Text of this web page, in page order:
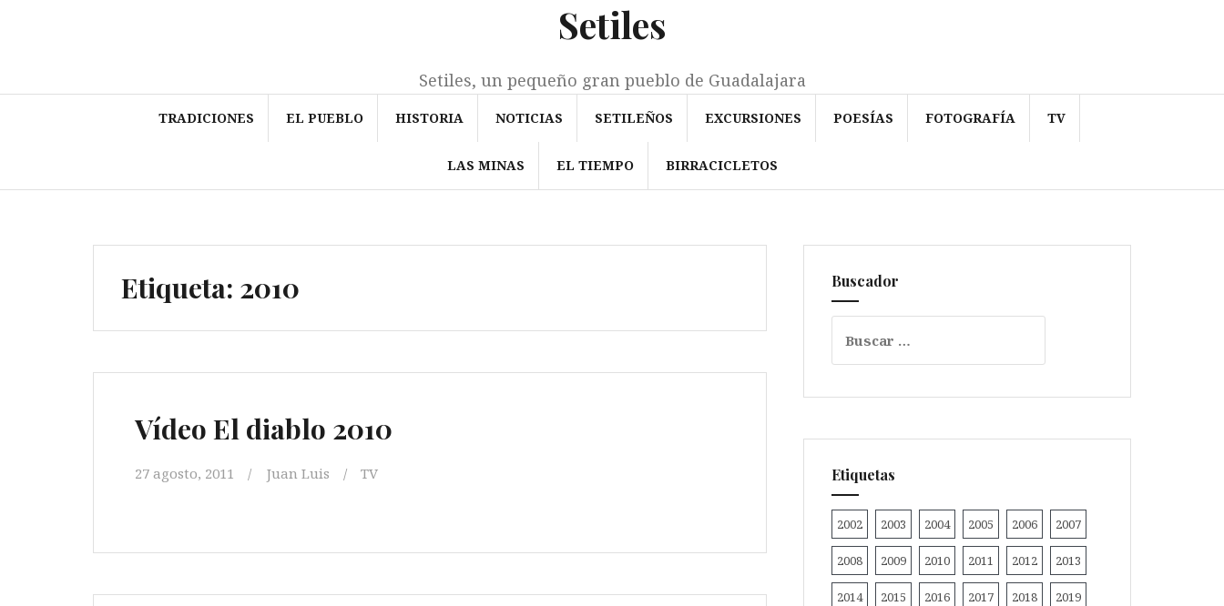
Setiles
Setiles, un pequeño gran pueblo de Guadalajara
TRADICIONES EL PUEBLO HISTORIA NOTICIAS SETILEÑOS EXCURSIONES POESÍAS FOTOGRAFÍA TV
LAS MINAS EL TIEMPO BIRRACICLETOS
Etiqueta: 2010
Vídeo El diablo 2010
27 agosto, 2011 Juan Luis TV
Buscador
Etiquetas
2002 2003 2004 2005 2006 2007
2008 2009 2010 2011 2012 2013
2014 2015 2016 2017 2018 2019